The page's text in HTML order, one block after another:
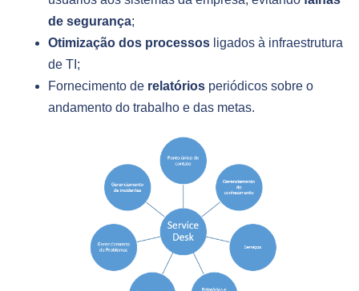
de segurança;
Otimização dos processos ligados à infraestrutura
de TI;
Fornecimento de relatórios periódicos sobre o
andamento do trabalho e das metas.